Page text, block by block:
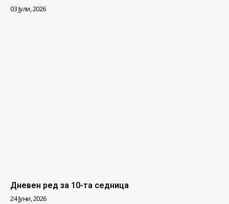
03 Јули, 2026
Дневен ред за 10-та седница
24 Јуни, 2026